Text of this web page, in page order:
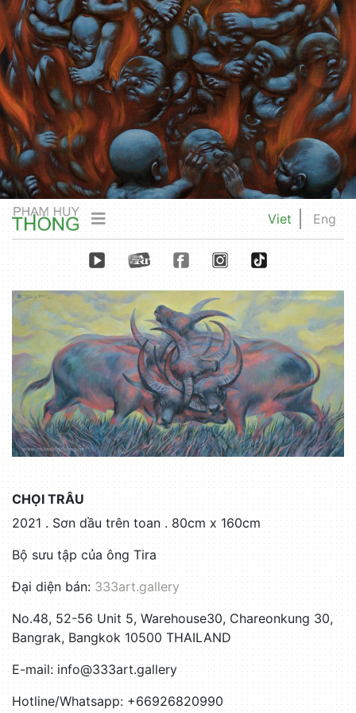
Viet Eng
CHỌI TRÂU
2021 . Sơn dầu trên toan . 80cm x 160cm
Bộ sưu tập của ông Tira
Đại diện bán: 333art.gallery
No.48, 52-56 Unit 5, Warehouse30, Chareonkung 30,
Bangrak, Bangkok 10500 THAILAND
E-mail: info@333art.gallery
Hotline/Whatsapp: +66926820990